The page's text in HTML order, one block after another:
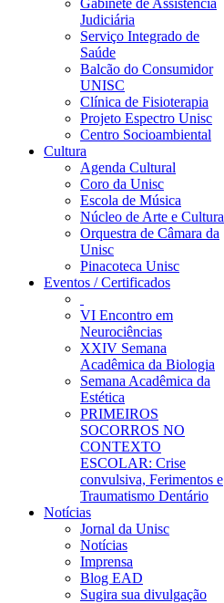
Gabinete de Assistência
Judiciária
Serviço Integrado de
Saúde
Balcão do Consumidor
UNISC
Clínica de Fisioterapia
Projeto Espectro Unisc
Centro Socioambiental
Cultura
Agenda Cultural
Coro da Unisc
Escola de Música
Núcleo de Arte e Cultura
Orquestra de Câmara da
Unisc
Pinacoteca Unisc
Eventos / Certificados
VI Encontro em
Neurociências
XXIV Semana
Acadêmica da Biologia
Semana Acadêmica da
Estética
PRIMEIROS
SOCORROS NO
CONTEXTO
ESCOLAR: Crise
convulsiva, Ferimentos e
Traumatismo Dentário
Notícias
Jornal da Unisc
Notícias
Imprensa
Blog EAD
Sugira sua divulgação